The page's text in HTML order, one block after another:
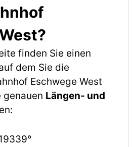
finden Sie einen
dem Sie die
Eschwege West
genauen Längen- und